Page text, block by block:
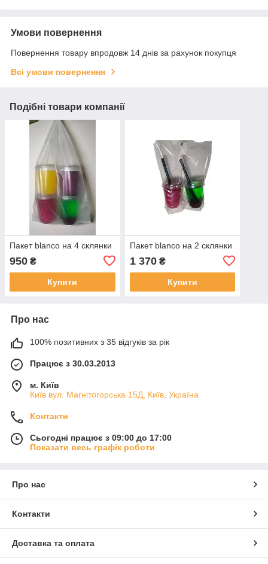
Умови повернення
Повернення товару впродовж 14 днів за рахунок покупця
Всі умови повернення
Подібні товари компанії
Пакет blanco на 4 склянки
950 ₴
Купити
Пакет blanco на 2 склянки
1 370₴
Купити
Про нас
100% позитивних з 35 відгуків за рік
Працює з 30.03.2013
м. Київ
Київ вул. Магнiтогорська 15Д, Київ, Україна
Контакти
Сьогодні працює з 09:00 до 17:00
Показати весь графік роботи
Про нас
Контакти
Доставка та оплата